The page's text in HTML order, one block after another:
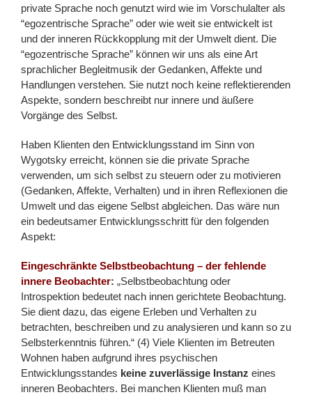
private Sprache noch genutzt wird wie im Vorschulalter als
“egozentrische Sprache” oder wie weit sie entwickelt ist
und der inneren Rückkopplung mit der Umwelt dient. Die
“egozentrische Sprache” können wir uns als eine Art
sprachlicher Begleitmusik der Gedanken, Affekte und
Handlungen verstehen. Sie nutzt noch keine reflektierenden
Aspekte, sondern beschreibt nur innere und äußere
Vorgänge des Selbst.
Haben Klienten den Entwicklungsstand im Sinn von
Wygotsky erreicht, können sie die private Sprache
verwenden, um sich selbst zu steuern oder zu motivieren
(Gedanken, Affekte, Verhalten) und in ihren Reflexionen die
Umwelt und das eigene Selbst abgleichen. Das wäre nun
ein bedeutsamer Entwicklungsschritt für den folgenden
Aspekt:
Eingeschränkte Selbstbeobachtung – der fehlende
innere Beobachter: „Selbstbeobachtung oder
Introspektion bedeutet nach innen gerichtete Beobachtung.
Sie dient dazu, das eigene Erleben und Verhalten zu
betrachten, beschreiben und zu analysieren und kann so zu
Selbsterkenntnis führen.“ (4) Viele Klienten im Betreuten
Wohnen haben aufgrund ihres psychischen
Entwicklungsstandes keine zuverlässige Instanz eines
inneren Beobachters. Bei manchen Klienten muß man